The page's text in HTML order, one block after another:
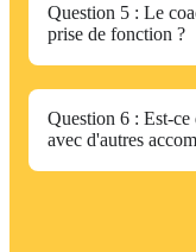
Question 5 : Le
prise de fonction ?
Question 6 : Est-
avec d'autres